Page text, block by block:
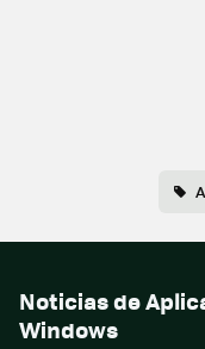
Noticias de
Windows